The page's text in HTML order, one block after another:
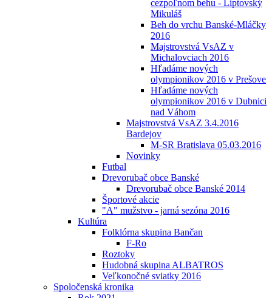
cezpoľnom behu - Liptovský
Mikuláš
Beh do vrchu Banské-Mláčky
2016
Majstrovstvá VsAZ v
Michalovciach 2016
Hľadáme nových
olympionikov 2016 v Prešove
Hľadáme nových
olympionikov 2016 v Dubnici
nad Váhom
Majstrovstvá VsAZ 3.4.2016
Bardejov
M-SR Bratislava 05.03.2016
Novinky
Futbal
Drevorubač obce Banské
Drevorubač obce Banské 2014
Športové akcie
"A" mužstvo - jarná sezóna 2016
Kultúra
Folklórna skupina Bančan
F-Ro
Roztoky
Hudobná skupina ALBATROS
Veľkonočné sviatky 2016
Spoločenská kronika